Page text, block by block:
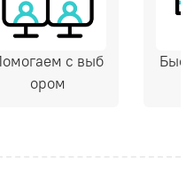
с выб
ором